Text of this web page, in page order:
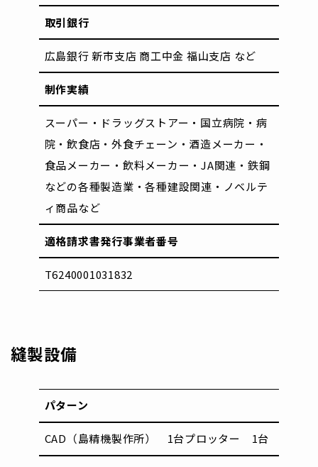
取引銀行
広島銀行 新市支店 商工中金 福山支店 など
制作実績
スーパー・ドラッグストアー・国立病院・病
院・飲食店・ 外食チェーン・酒造メーカー・
食品メーカー・飲料メーカー・ JA関連・鉄鋼
などの各種製造業・各種建設関連・ノベルテ
ィ商品など
適格請求書発行事業者番号
T6240001031832
縫製設備
パターン
CAD（島精機製作所） 1台プロッター 1台